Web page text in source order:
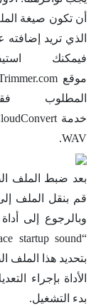
فيمكنك
المطلوب
WAV.
بعد ضبط الملف
قم بنقل الملف
الأداة بإجراء
بدء التشغيل.